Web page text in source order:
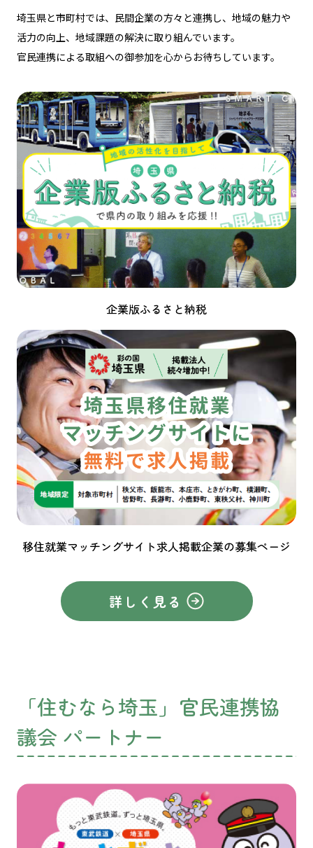
埼玉県と市町村では、民間企業の方々と連携し、 地域の魅力や
活力の向上、地域課題の解決に取り組んでいます。
官民連携による取組への御参加を心からお待ちしています。
企業版ふるさと納税
移住就業マッチングサイト求人掲載企業の募集ページ
詳しく見る
「住むなら埼玉」官民連携協
議会 パートナー